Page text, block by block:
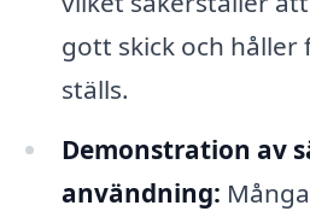
gott skick och håller
ställs.
Demonstration av
användning: